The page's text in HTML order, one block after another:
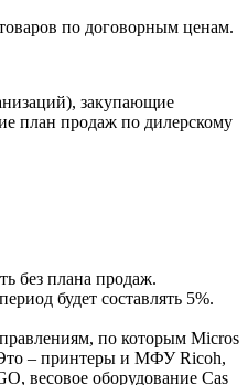
по договорным ценам.
закупающие
план продаж по дилерскому
без плана продаж.
будет составлять 5%.
по которым Micros
Это – принтеры и МФУ Ricoh,
весовое оборудование Cas